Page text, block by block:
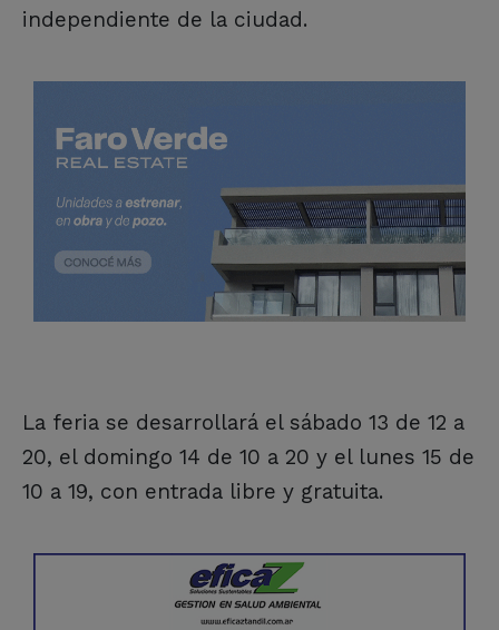
independiente de la ciudad.
La feria se desarrollará el sábado 13 de 12 a
20, el domingo 14 de 10 a 20 y el lunes 15 de
10 a 19, con entrada libre y gratuita.